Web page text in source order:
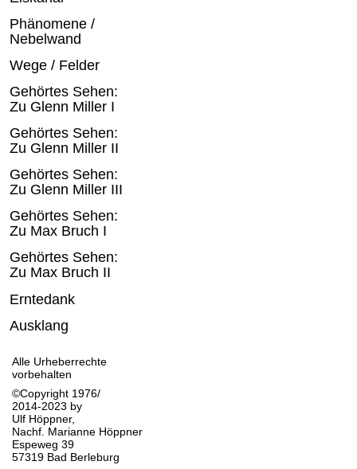
Phänomene /
Nebelwand
Wege / Felder
Gehörtes Sehen:
Zu Glenn Miller I
Gehörtes Sehen:
Zu Glenn Miller II
Gehörtes Sehen:
Zu Glenn Miller III
Gehörtes Sehen:
Zu Max Bruch I
Gehörtes Sehen:
Zu Max Bruch II
Erntedank
Ausklang
Alle Urheberrechte
vorbehalten
©Copyright 1976/
2014-2023 by
Ulf Höppner,
Nachf. Marianne Höppner
Espeweg 39
57319 Bad Berleburg